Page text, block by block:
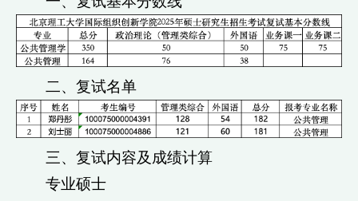
二、复试名单
三、复试内容及成绩计算
专业硕士